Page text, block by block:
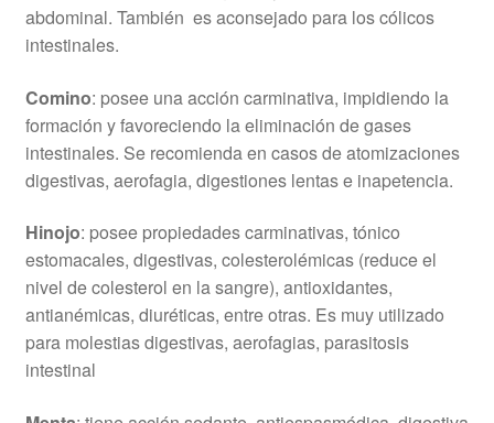
abdominal. También es aconsejado para los cólicos
intestinales.
Comino: posee una acción carminativa, impidiendo la
formación y favoreciendo la eliminación de gases
intestinales. Se recomienda en casos de atomizaciones
digestivas, aerofagia, digestiones lentas e inapetencia.
Hinojo: posee propiedades carminativas, tónico
estomacales, digestivas, colesterolémicas (reduce el
nivel de colesterol en la sangre), antioxidantes,
antianémicas, diuréticas, entre otras. Es muy utilizado
para molestias digestivas, aerofagias, parasitosis
intestinal